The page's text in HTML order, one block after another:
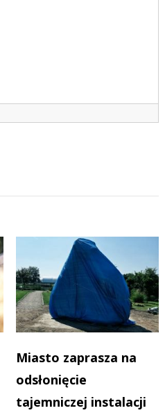
Miasto zaprasza na
odsłonięcie
tajemniczej instalacji